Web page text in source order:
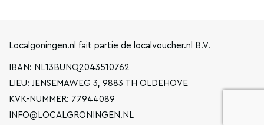
Localgoningen.nl fait partie de localvoucher.nl B.V.
IBAN: NL13BUNQ2043510762
LIEU: JENSEMAWEG 3, 9883 TH OLDEHOVE
KVK-NUMMER: 77944089
INFO@LOCALGRONINGEN.NL